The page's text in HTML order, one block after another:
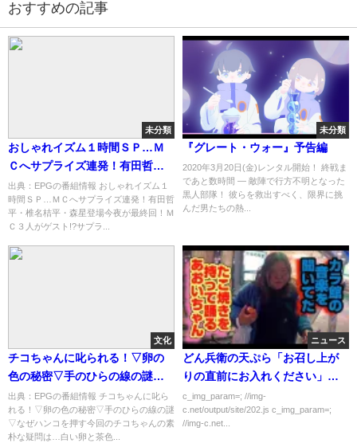
おすすめの記事
未分類
おしゃれイズム１時間ＳＰ…Ｍ
Ｃへサプライズ連発！有田哲
平・椎名桔平・森星登場[字]…の
番組内容解析まとめ
出典：EPGの番組情報 おしゃれイズム１
時間ＳＰ…ＭＣへサプライズ連発！有田哲
平・椎名桔平・森星登場今夜が最終回！Ｍ
Ｃ３人がゲスト!?サプラ...
未分類
『グレート・ウォー』予告編
2020年3月20日(金)レンタル開始！ 終戦ま
であと数時間 ― 敵陣で行方不明となった
黒人部隊！ 彼らを救出すべく、限界に挑
んだ男たちの熱...
文化
チコちゃんに叱られる！▽卵の
色の秘密▽手のひらの線の謎▽
なぜハンコを押す[字]…の番組内
容解析まとめ
出典：EPGの番組情報 チコちゃんに叱ら
れる！▽卵の色の秘密▽手のひらの線の謎
▽なぜハンコを押す今回のチコちゃんの素
朴な疑問は…白い卵と茶色...
ニュース
どん兵衛の天ぷら「お召し上が
りの直前にお入れください」→
結果w
c_img_param=; //img-
c.net/output/site/202.js c_img_param=;
//img-c.net...